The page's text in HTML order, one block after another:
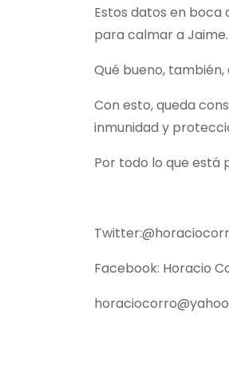
Estos datos en boca
para calmar a
Qué bueno,
Con esto, queda
inmunidad y
Por todo lo que está
Facebook: Horacio